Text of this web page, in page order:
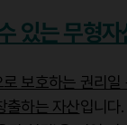
있는 무형자
보호하는 권리일
출하는 자산입니다